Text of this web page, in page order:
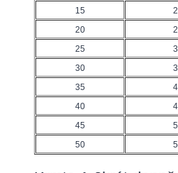
15
20
25
30
35
40
45
50